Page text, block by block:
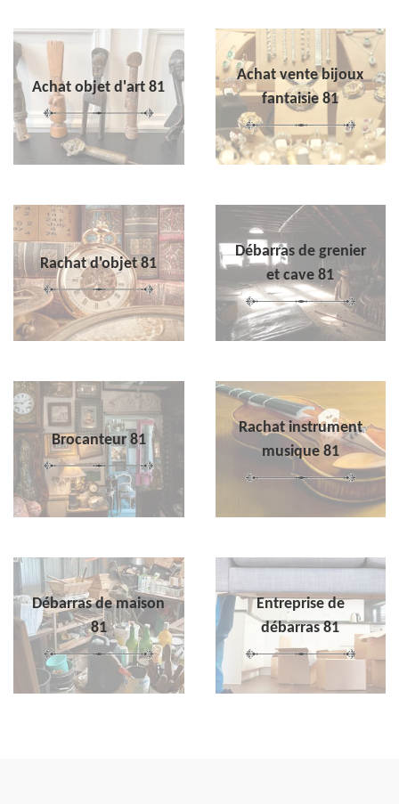
Achat objet d'art 81
Achat vente bijoux
fantaisie 81
Rachat d'objet 81
Débarras de grenier
et cave 81
Brocanteur 81
Rachat instrument
musique 81
Débarras de maison
81
Entreprise de
débarras 81